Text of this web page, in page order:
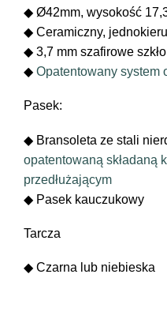
◆ Ø42mm, wysokość
◆ Ceramiczny,
◆ 3,7 mm szafirowe
◆ Opatentowany system
Pasek:
◆ Bransoleta ze stali
opatentowaną składaną
przedłużającym
◆ Pasek kauczukowy
Tarcza
◆ Czarna lub niebieska